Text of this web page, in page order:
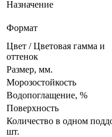
Назначение
Формат
Цвет / Цветовая гамма и
оттенок
Размер, мм.
Морозостойкость
Водопоглащение, %
Поверхность
Количество в одном
шт.